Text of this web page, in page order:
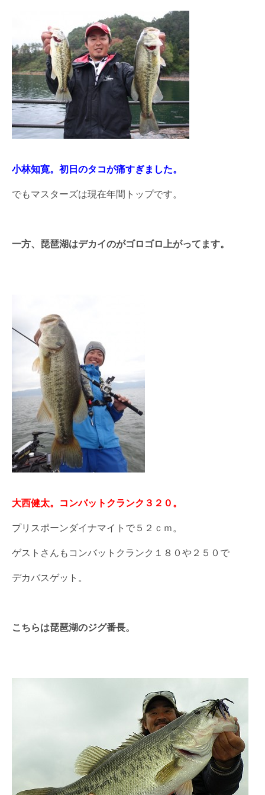
小林知寛。初日のタコが痛すぎました。
でもマスターズは現在年間トップです。
一方、琵琶湖はデカイのがゴロゴロ上がってます。
大西健太。コンバットクランク３２０。
プリスポーンダイナマイトで５２ｃｍ。
ゲストさんもコンバットクランク１８０や２５０で
デカバスゲット。
こちらは琵琶湖のジグ番長。